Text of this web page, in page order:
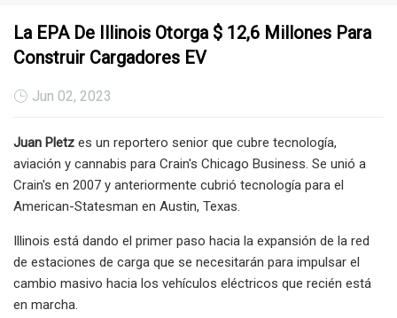
La EPA De Illinois Otorga $ 12,6 Millones Para
Construir Cargadores EV
Jun 02, 2023
Juan Pletz es un reportero senior que cubre tecnología,
aviación y cannabis para Crain's Chicago Business. Se unió a
Crain's en 2007 y anteriormente cubrió tecnología para el
American-Statesman en Austin, Texas.
Illinois está dando el primer paso hacia la expansión de la red
de estaciones de carga que se necesitarán para impulsar el
cambio masivo hacia los vehículos eléctricos que recién está
en marcha.